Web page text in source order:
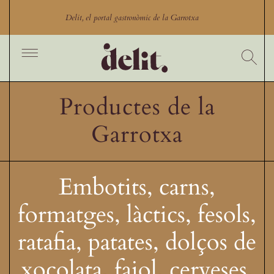
Delit, el portal gastronòmic de la Garrotxa
Toggle
Cercador
Productes
Restaurants Garrotxa
Comerços gastronòmics
Experiències gastronòmiques
Blog
Productes de la
Garrotxa
Embotits, carns,
formatges, làctics, fesols,
ratafia, patates, dolços de